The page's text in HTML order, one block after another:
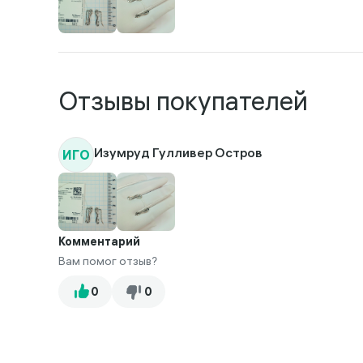
Отзывы покупателей
ИГО Изумруд Гулливер Остров
Комментарий
Вам помог отзыв?